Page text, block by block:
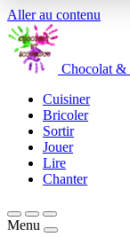
Aller au contenu
Chocolat &
Cuisiner
Bricoler
Sortir
Jouer
Lire
Chanter
Menu